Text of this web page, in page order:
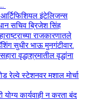
आर्टिफिशियल इंटेलिजन्स
सचिव ब्रिजेश सिंह
राजकारणातले
सुधीर भाऊ मुनगंटीवार.
वृद्धाश्रमातील वृद्धांना
रेल्वे स्टेशनवर मशाल मोर्चा
योग्य कार्यवाही न करता बंद